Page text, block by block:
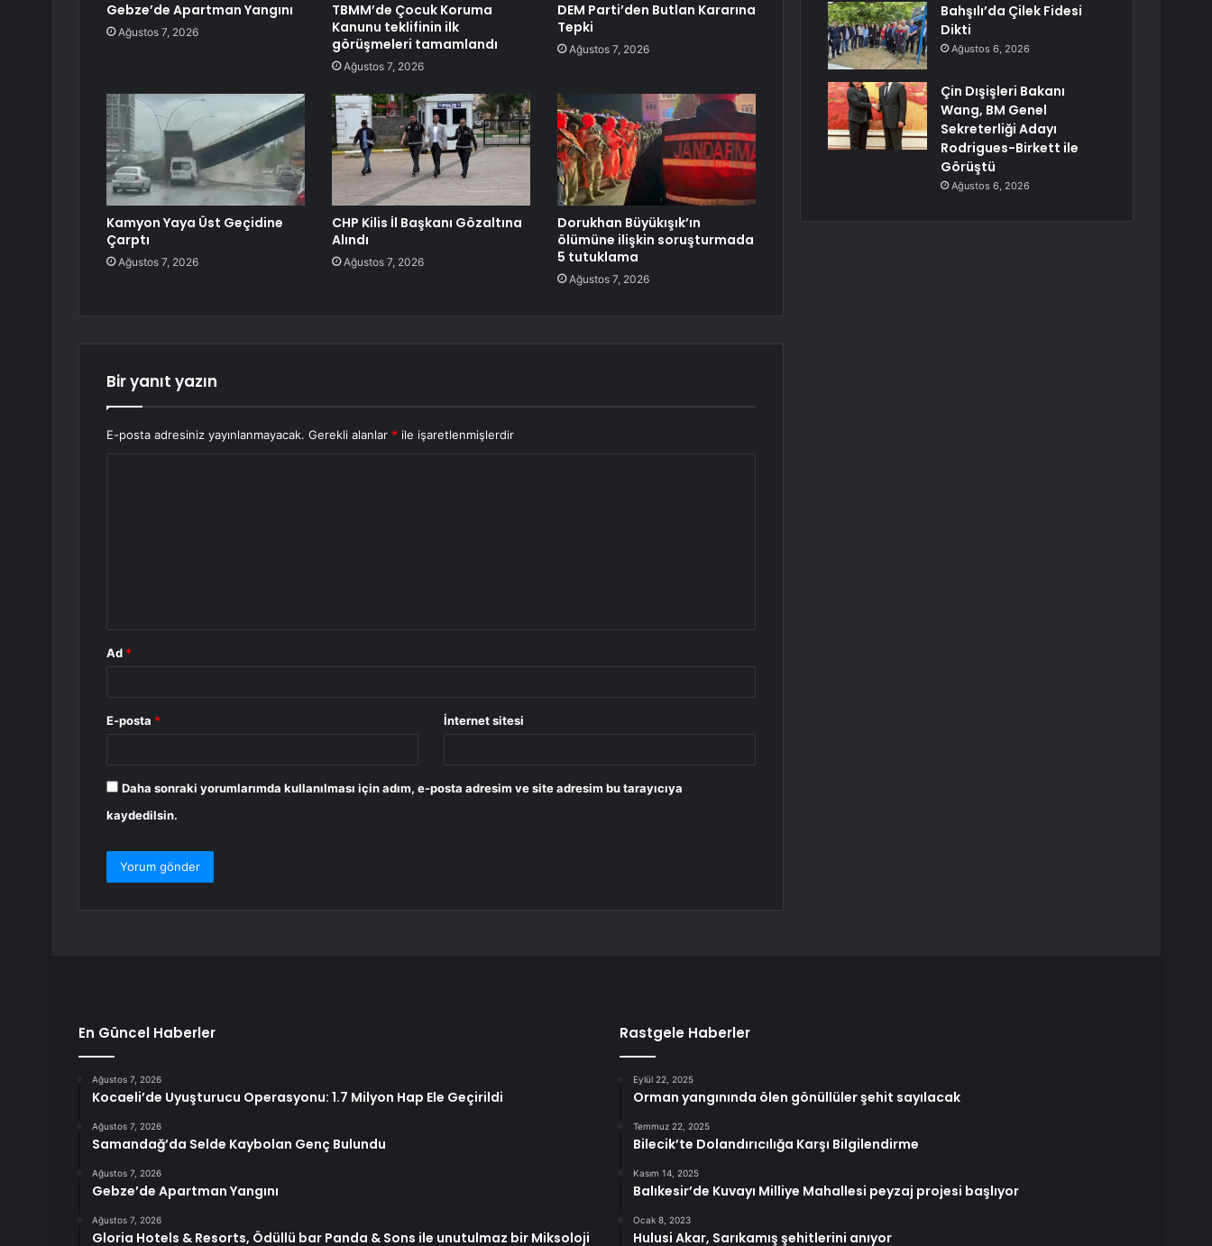
Gebze’de Apartman Yangını
Ağustos 7, 2026
TBMM’de Çocuk Koruma
Kanunu teklifinin ilk
görüşmeleri tamamlandı
Ağustos 7, 2026
DEM Parti’den Butlan Kararına
Tepki
Ağustos 7, 2026
Kamyon Yaya Üst Geçidine
Çarptı
Ağustos 7, 2026
CHP Kilis İl Başkanı Gözaltına
Alındı
Ağustos 7, 2026
Dorukhan Büyükışık’ın
ölümüne ilişkin soruşturmada
5 tutuklama
Ağustos 7, 2026
Bir yanıt yazın
E-posta adresiniz yayınlanmayacak. Gerekli alanlar * ile işaretlenmişlerdir
Ad *
E-posta * İnternet sitesi
Daha sonraki yorumlarımda kullanılması için adım, e-posta adresim ve site adresim bu tarayıcıya
kaydedilsin.
Bahşılı’da Çilek Fidesi
Dikti
Ağustos 6, 2026
Çin Dışişleri Bakanı
Wang, BM Genel
Sekreterliği Adayı
Rodrigues-Birkett ile
Görüştü
Ağustos 6, 2026
En Güncel Haberler
Ağustos 7, 2026
Kocaeli’de Uyuşturucu Operasyonu: 1.7 Milyon Hap Ele Geçirildi
Ağustos 7, 2026
Samandağ’da Selde Kaybolan Genç Bulundu
Ağustos 7, 2026
Gebze’de Apartman Yangını
Ağustos 7, 2026
Gloria Hotels & Resorts, Ödüllü bar Panda & Sons ile unutulmaz bir Miksoloji
Rastgele Haberler
Eylül 22, 2025
Orman yangınında ölen gönüllüler şehit sayılacak
Temmuz 22, 2025
Bilecik’te Dolandırıcılığa Karşı Bilgilendirme
Kasım 14, 2025
Balıkesir’de Kuvayı Milliye Mahallesi peyzaj projesi başlıyor
Ocak 8, 2023
Hulusi Akar, Sarıkamış şehitlerini anıyor